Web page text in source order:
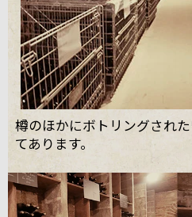
樽のほかにボトリングされ
てあります。